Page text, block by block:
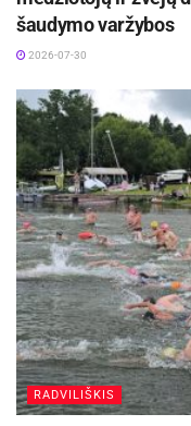
šaudymo varžybos
2026-07-30
RADVILIŠKIS